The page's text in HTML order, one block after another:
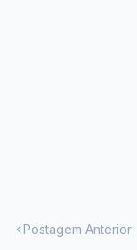
Postagem Anterior